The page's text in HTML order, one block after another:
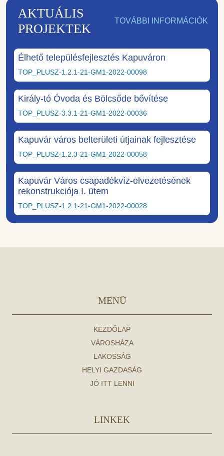
AKTUÁLIS
PROJEKTEK
TOVÁBBI INFORMÁCIÓK
Élhető településfejlesztés Kapuváron
TOP_PLUSZ-1.2.1-21-GM1-2022-00098
Király-tó Óvoda és Bölcsőde bővítése
TOP_PLUSZ-3.3.1-21-GM1-2022-00036
Kapuvár város belterületi útjainak fejlesztése
TOP_PLUSZ-1.2.3-21-GM1-2022-00058
Kapuvár Város csapadékvíz-elvezetésének
rekonstrukciója I. ütem
TOP_PLUSZ-1.2.1-21-GM1-2022-00028
MENÜ
KEZDŐLAP
VÁROSHÁZA
LAKOSSÁG
HELYI GAZDASÁG
JÓ ITT LENNI
LINKEK